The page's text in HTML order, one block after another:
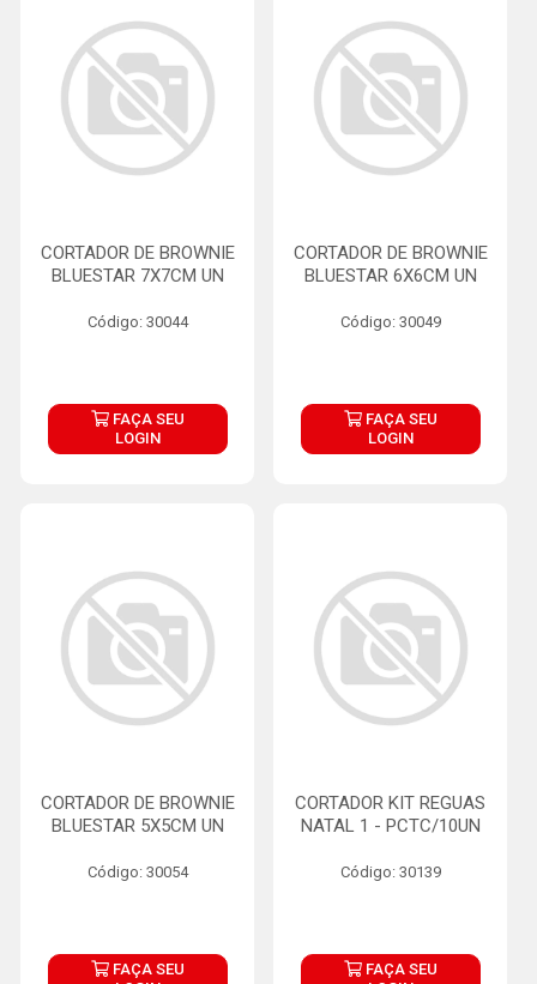
CORTADOR DE BROWNIE
BLUESTAR 7X7CM UN
Código: 30044
FAÇA SEU
LOGIN
CORTADOR DE BROWNIE
BLUESTAR 6X6CM UN
Código: 30049
FAÇA SEU
LOGIN
CORTADOR DE BROWNIE
BLUESTAR 5X5CM UN
Código: 30054
FAÇA SEU
CORTADOR KIT REGUAS
NATAL 1 - PCTC/10UN
Código: 30139
FAÇA SEU